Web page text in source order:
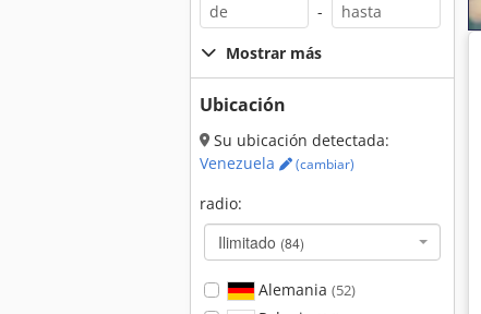
-
Mostrar más
Ubicación
Su ubicación detectada:
Venezuela
(cambiar)
radio:
Ilimitado (84)
Alemania (52)